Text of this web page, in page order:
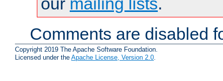
Comments are disabled
Copyright 2019 The Apache Software Foundation.
Licensed under the Apache License, Version 2.0.